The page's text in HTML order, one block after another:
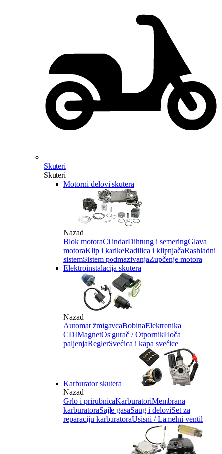
Skuteri
Skuteri
Motorni delovi skutera
Nazad
Blok motoraCilindarDihtung i semeringGlava
motoraKlip i karikeRadilica i klipnjačaRashladni
sistemSistem podmazivanjaZupčenje motora
Elektroinstalacija skutera
Nazad
Automat žmigavcaBobinaElektronika
CDIMagnetOsigurač / OtpornikPloča
paljenjaReglerSvećica i kapa svećice
Karburator skutera
Nazad
Grlo i prirubnicaKarburatoriMembrana
karburatoraSajle gasaSaug i deloviSet za
reparaciju karburatoraUsisni / Lamelni ventil